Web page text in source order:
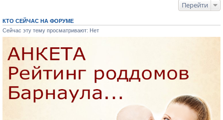
Перейти
КТО СЕЙЧАС НА ФОРУМЕ
Сейчас эту тему просматривают: Нет